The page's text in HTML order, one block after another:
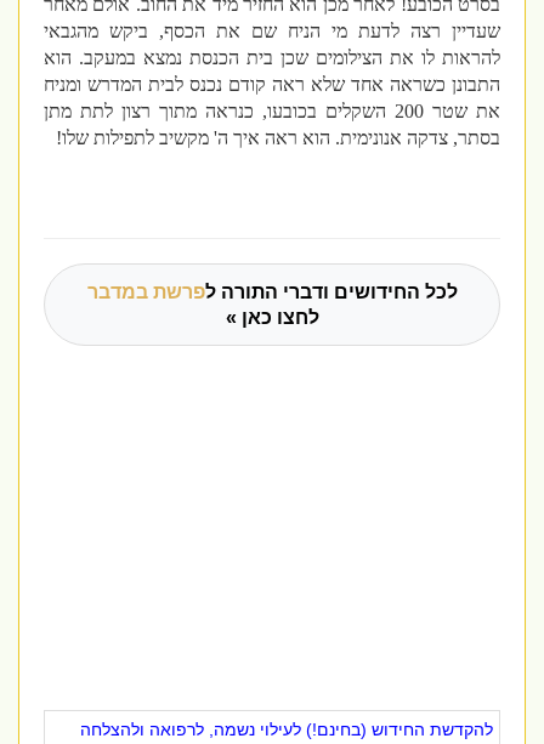
בסרט הכובע! לאחר מכן הוא החזיר מיד את החוב. אולם מאחר
שעדיין רצה לדעת מי הניח שם את הכסף, ביקש מהגבאי
להראות לו את הצילומים שכן בית הכנסת נמצא במעקב. הוא
התבונן כשראה אחד שלא ראה קודם נכנס לבית המדרש ומניח
את שטר 200 השקלים בכובעו, כנראה מתוך רצון לתת מתן
בסתר, צדקה אנונימית. הוא ראה איך ה' מקשיב לתפילות שלו!
לכל החידושים ודברי התורה לפרשת במדבר
לחצו כאן »
להקדשת החידוש (בחינם!) לעילוי נשמה, לרפואה ולהצלחה